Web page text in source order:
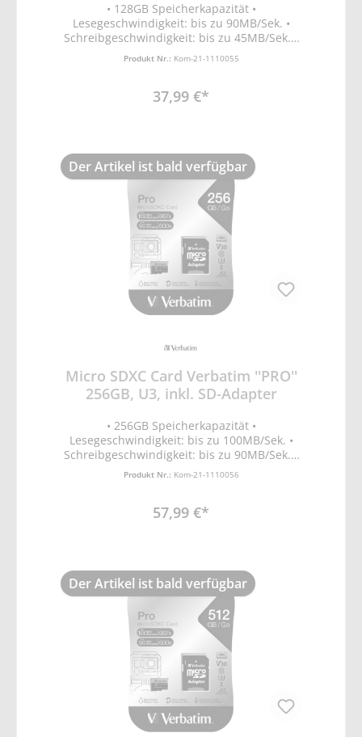
• 128GB Speicherkapazität •
Lesegeschwindigkeit: bis zu 90MB/Sek. •
Schreibgeschwindigkeit: bis zu 45MB/Sek. •
geeignet für 4K-Ultra-HD-Videoaufnahme •
UHS-Geschwindigkeitsklasse 3 (U3) für
stoßfest
Produkt Nr.: Kom-21-1110055
37,99 €*
Der Artikel ist bald verfügbar
Micro SDXC Card Verbatim ''PRO''
256GB, U3, inkl. SD-Adapter
• 256GB Speicherkapazität •
Lesegeschwindigkeit: bis zu 100MB/Sek. •
Schreibgeschwindigkeit: bis zu 90MB/Sek. •
geeignet für 4K-Ultra-HD-Videoaufnahme •
stoßfest
Produkt Nr.: Kom-21-1110056
57,99 €*
Der Artikel ist bald verfügbar